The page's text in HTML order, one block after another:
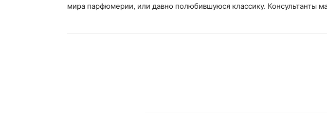
мира парфюмерии, или давно полюбившуюся классику. Консультанты